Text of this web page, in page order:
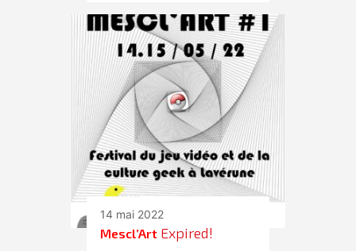
14 mai 2022
Mescl’Art Expired!